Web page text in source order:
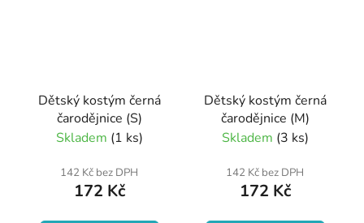
Dětský kostým černá
čarodějnice (S)
Skladem (1 ks)
142 Kč bez DPH
172 Kč
Dětský kostým černá
čarodějnice (M)
Skladem (3 ks)
142 Kč bez DPH
172 Kč